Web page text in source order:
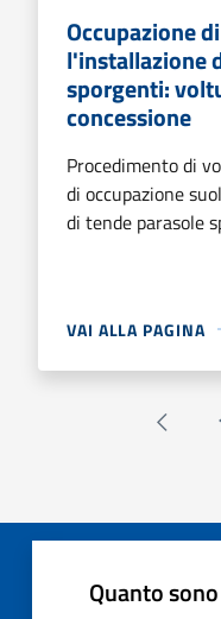
Occupazione
l'installazione
sporgenti:
concessione
Procedimento di
di occupazione
di tende parasole
VAI ALLA PAGINA
Pagina
Quanto